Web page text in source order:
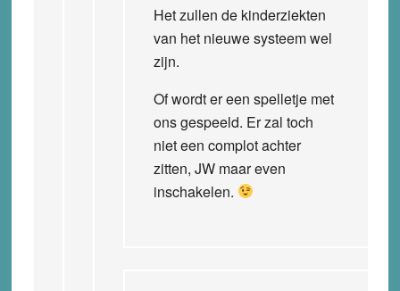
Het zullen de kinderziekten
van het nieuwe systeem wel
zijn.
Of wordt er een spelletje met
ons gespeeld. Er zal toch
niet een complot achter
zitten, JW maar even
inschakelen.